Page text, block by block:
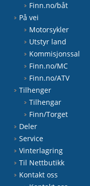
Finn.no/båt
På vei
Motorsykler
Utstyr land
Kommisjonssal
Finn.no/MC
Finn.no/ATV
Tilhenger
Tilhengar
Finn/Torget
Deler
Service
Vinterlagring
Til Nettbutikk
Kontakt oss